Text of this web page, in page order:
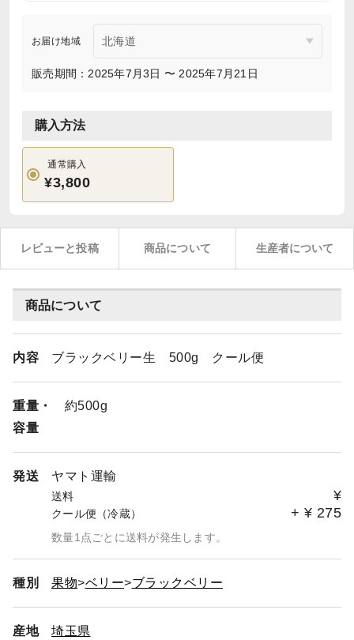
お届け地域
販売期間：2025年7月3日 〜 2025年7月21日
購入方法
通常購入
¥3,800
レビューと投稿 商品について 生産者について
商品について
内容 ブラックベリー生 500g クール便
重量・
容量
約500g
発送 ヤマト運輸
送料 ¥
クール便（冷蔵） + ¥ 275
数量1点ごとに送料が発生します。
種別 果物 ベリー ブラックベリー
産地 埼玉県